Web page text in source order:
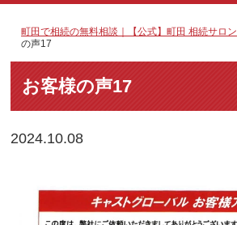
町田で相続の無料相談｜【公式】町田 相続サロン
の声17
お客様の声17
2024.10.08